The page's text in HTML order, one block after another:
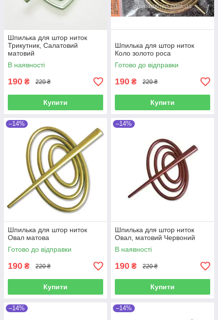
Шпилька для штор ниток
Трикутник, Салатовий
матовий
В наявності
190 ₴ 220 ₴
Купити
Шпилька для штор ниток
Коло золото роса
Готово до відправки
190 ₴ 220 ₴
Купити
–14%
Шпилька для штор ниток
Овал матова
Готово до відправки
190 ₴ 220 ₴
Купити
–14%
Шпилька для штор ниток
Овал, матовий Червоний
В наявності
190 ₴ 220 ₴
Купити
–14% –14%